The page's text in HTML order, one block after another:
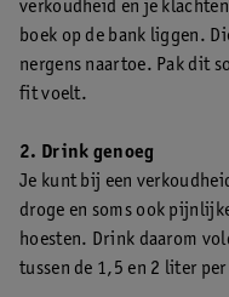
verkoudheid en je
boek op de bank liggen.
nergens naartoe. Pak dit
fit voelt.
2. Drink genoeg
Je kunt bij een
droge en soms ook
hoesten. Drink daarom
tussen de 1,5 en 2 liter per